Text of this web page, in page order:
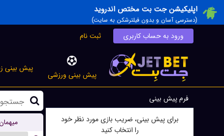
اپلیکیشن جت بت مختص اندروید
(دسترسی آسان و بدون فیلترشکن به سایت)
ورود به حساب کاربری ثبت نام
پیش بینی ورزشی
پیش بینی
فرم پیش بینی
برای پیش بینی، ضریب بازی مورد نظر خود
را انتخاب کنید